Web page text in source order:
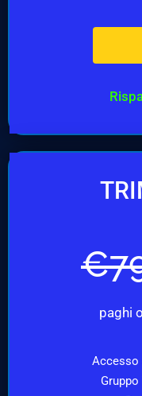
€
paghi